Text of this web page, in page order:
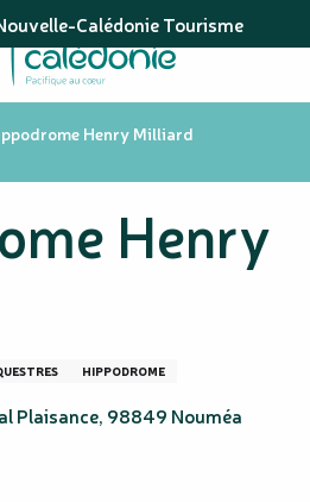
Calédonie Tourisme
Henry Milliard
Henry
HIPPODROME
Plaisance, 98849 Nouméa